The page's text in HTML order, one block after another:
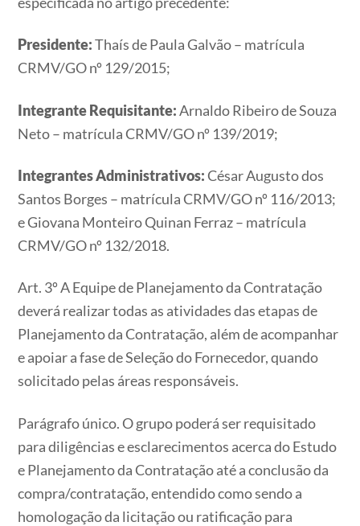
Presidente:Thaís de Paula Galvão – matrícula
CRMV/GO nº 129/2015;
Integrante Requisitante:Arnaldo Ribeiro de Souza
Neto – matrícula CRMV/GO nº 139/2019;
Integrantes Administrativos:César Augusto dos
Santos Borges – matrícula CRMV/GO nº 116/2013;
e Giovana Monteiro Quinan Ferraz – matrícula
CRMV/GO nº 132/2018.
Art. 3º A Equipe de Planejamento da Contratação
deverá realizar todas as atividades das etapas de
Planejamento da Contratação, além de acompanhar
e apoiar a fase de Seleção do Fornecedor, quando
solicitado pelas áreas responsáveis.
Parágrafo único. O grupo poderá ser requisitado
para diligências e esclarecimentos acerca do Estudo
e Planejamento da Contratação até a conclusão da
compra/contratação, entendido como sendo a
homologação da licitação ou ratificação para